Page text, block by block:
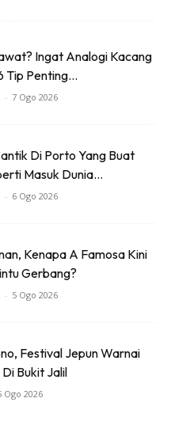
Ingat Analogi Kacang
Tip Penting...
- 7 Ogo 2026
Di Porto Yang Buat
Masuk Dunia...
- 6 Ogo 2026
Kenapa A Famosa Kini
Gerbang?
- 5 Ogo 2026
Festival Jepun Warnai
Bukit Jalil
Ogo 2026